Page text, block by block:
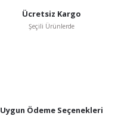
Ücretsiz Kargo
Şeçili Ürünlerde
Uygun Ödeme Seçenekleri